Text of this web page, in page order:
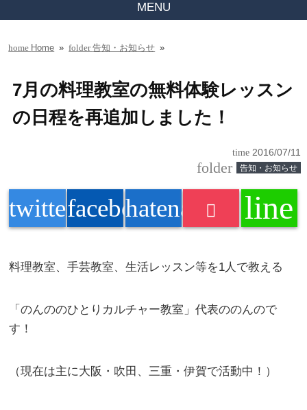
MENU
home Home » folder告知・お知らせ »
7月の料理教室の無料体験レッスン
の日程を再追加しました！
time 2016/07/11
folder 告知・お知らせ
twitterfacebookhatenabookmark
line
料理教室、手芸教室、生活レッスン等を1人で教える
「のんののひとりカルチャー教室」代表ののんので
す！
（現在は主に大阪・吹田、三重・伊賀で活動中！）